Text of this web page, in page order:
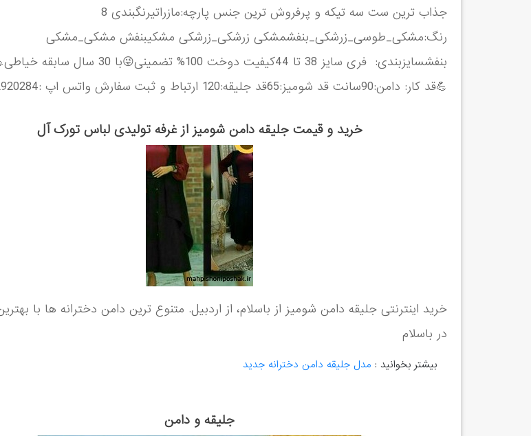
جذاب ترین ست سه تیکه و پرفروش ترین جنس پارچه:مازراتیرنگبندی 8
رنگ:مشکی_طوسی_زرشکی_بنفشمشکی زرشکی_زرشکی مشکیبنفش مشکی_مشکی
بنفشسایزبندی: فری سایز 38 تا 44کیفیت دوخت 100%
💪قد کار: دامن:90سانت قد شومیز:65قد جلیقه:120 ارتباط و ثبت سفارش واتس اپ :09382920284
خرید و قیمت جلیقه دامن شومیز از غرفه تولیدی لباس تورک آل
خرید اینترنتی جلیقه دامن شومیز از باسلام، از اردبیل. متنوع ترین دامن دخترانه ها با
در باسلام
بیشتر بخوانید : مدل جلیقه دامن دخترانه جدید
جلیقه و دامن